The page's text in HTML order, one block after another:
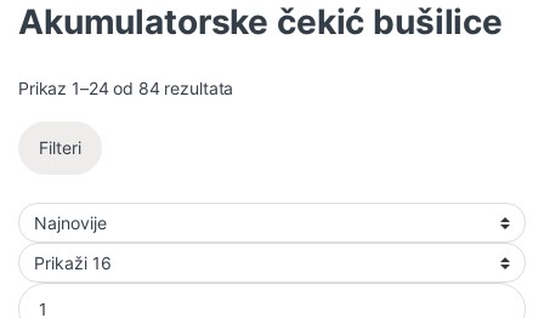
Akumulatorske čekić bušilice
Prikaz 1–24 od 84 rezultata
Filteri